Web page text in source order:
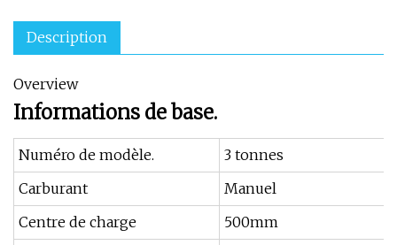
Description
Overview
Informations de base.
Numéro de modèle.
3 tonnes
Carburant
Manuel
Centre de charge
500mm